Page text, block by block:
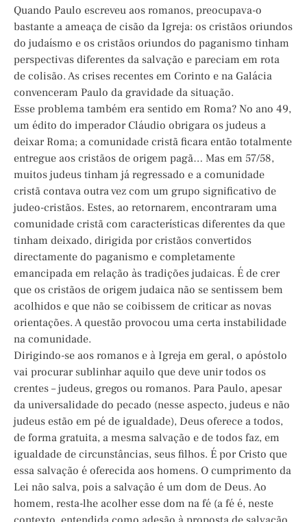
Quando Paulo escreveu aos romanos, preocupava-o
bastante a ameaça de cisão da Igreja: os cristãos oriundos
do judaísmo e os cristãos oriundos do paganismo tinham
perspectivas diferentes da salvação e pareciam em rota
de colisão. As crises recentes em Corinto e na Galácia
convenceram Paulo da gravidade da situação.
Esse problema também era sentido em Roma? No ano 49,
um édito do imperador Cláudio obrigara os judeus a
deixar Roma; a comunidade cristã ficara então totalmente
entregue aos cristãos de origem pagã… Mas em 57/58,
muitos judeus tinham já regressado e a comunidade
cristã contava outra vez com um grupo significativo de
judeo-cristãos. Estes, ao retornarem, encontraram uma
comunidade cristã com características diferentes da que
tinham deixado, dirigida por cristãos convertidos
directamente do paganismo e completamente
emancipada em relação às tradições judaicas. É de crer
que os cristãos de origem judaica não se sentissem bem
acolhidos e que não se coibissem de criticar as novas
orientações. A questão provocou uma certa instabilidade
na comunidade.
Dirigindo-se aos romanos e à Igreja em geral, o apóstolo
vai procurar sublinhar aquilo que deve unir todos os
crentes – judeus, gregos ou romanos. Para Paulo, apesar
da universalidade do pecado (nesse aspecto, judeus e não
judeus estão em pé de igualdade), Deus oferece a todos,
de forma gratuita, a mesma salvação e de todos faz, em
igualdade de circunstâncias, seus filhos. É por Cristo que
essa salvação é oferecida aos homens. O cumprimento da
Lei não salva, pois a salvação é um dom de Deus. Ao
homem, resta-lhe acolher esse dom na fé (a fé é, neste